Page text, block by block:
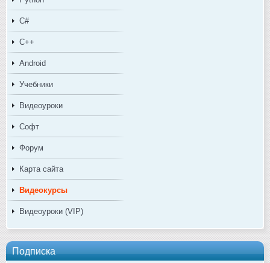
C#
C++
Android
Учебники
Видеоуроки
Софт
Форум
Карта сайта
Видеокурсы
Видеоуроки (VIP)
Подписка